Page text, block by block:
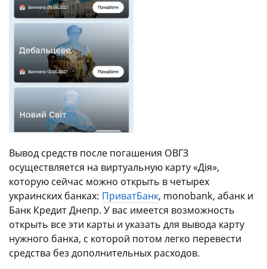
Вывод средств после погашения ОВГЗ
осуществляется на виртуальную карту «Дія»,
которую сейчас можно открыть в четырех
украинских банках: ПриватБанк, monobank, абанк и
Банк Кредит Днепр. У вас имеется возможность
открыть все эти карты и указать для вывода карту
нужного банка, с которой потом легко перевести
средства без дополнительных расходов.